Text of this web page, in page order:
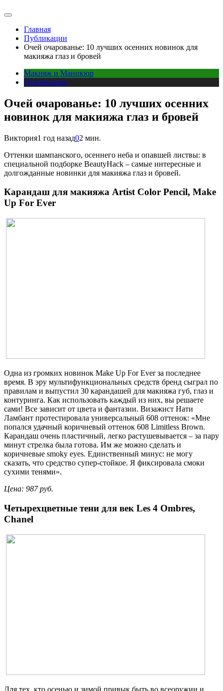
Главная
Публикации
Очей очарованье: 10 лучших осенних новинок для
макияжа глаз и бровей
Макияж и Маникюр
Публикации
Очей очарованье: 10 лучших осенних
новинок для макияжа глаз и бровей
Виктория1 год назад02 мин.
Оттенки шампанского, осеннего неба и опавшей листвы: в
специальной подборке BeautyHack – самые интересные и
долгожданные новинки для макияжа глаз и бровей.
Карандаш для макияжа Artist Color Pencil, Make
Up For Ever
Одна из громких новинок Make Up For Ever за последнее
время. В эру мультифункциональных средств бренд сыграл по
правилам и выпустил 30 карандашей для макияжа губ, глаз и
контуринга. Как использовать каждый из них, вы решаете
сами! Все зависит от цвета и фантазии. Визажист Нати
Ламбант протестировала универсальный 608 оттенок: «Мне
попался удачный коричневый оттенок 608 Limitless Brown.
Карандаш очень пластичный, легко растушевывается – за пару
минут стрелка была готова. Им же можно сделать и
коричневые smoky eyes. Единственный минус: не могу
сказать, что средство супер-стойкое. Я фиксировала смоки
сухими тенями».
Цена: 987 руб.
Четырехцветные тени для век Les 4 Ombres,
Сhanel
Для тех, кто осенью и зимой привык быть во всеоружии и